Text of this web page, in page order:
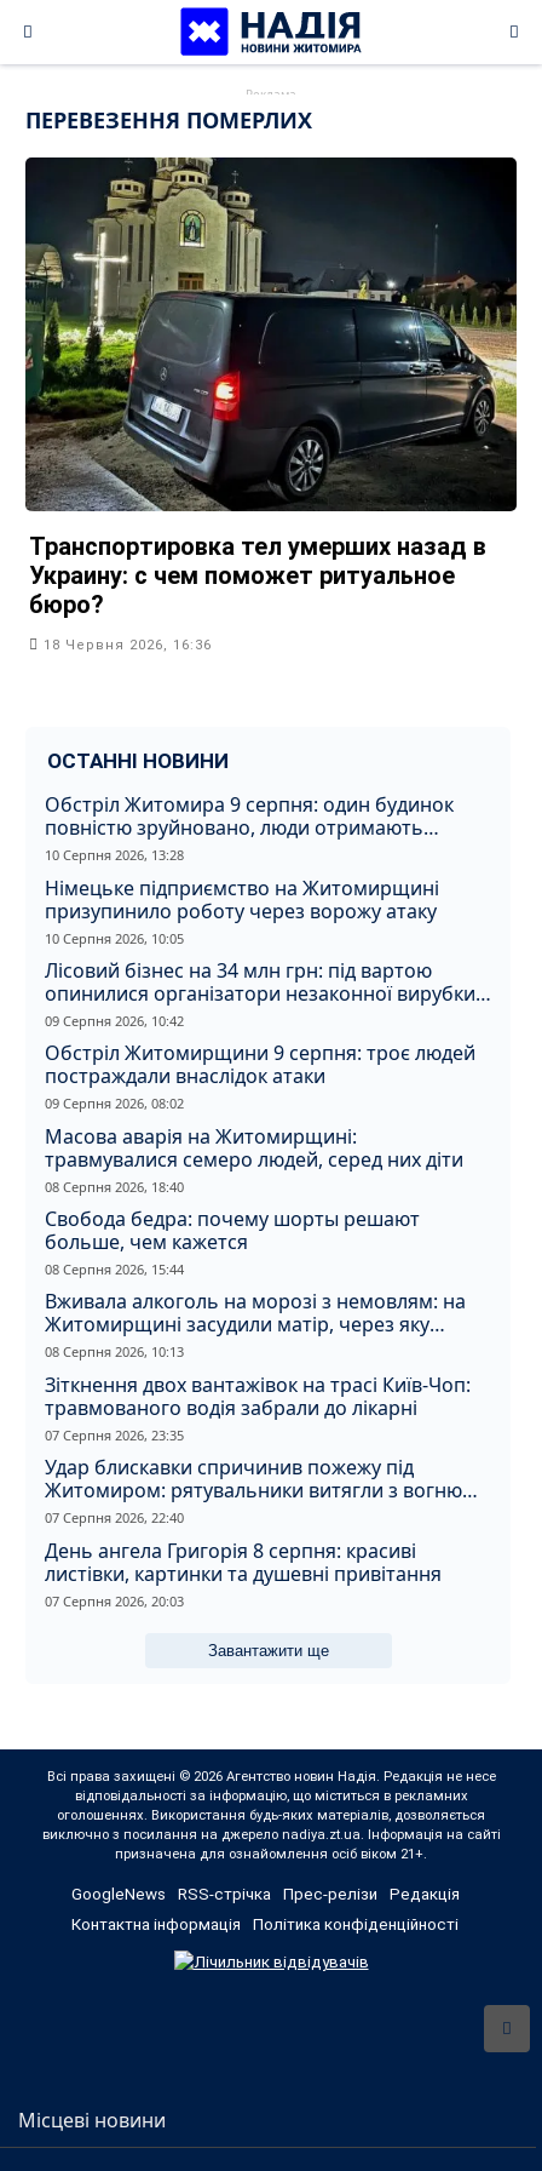
content
ПЕРЕВЕЗЕННЯ ПОМЕРЛИХ
Транспортировка тел умерших назад в
Украину: с чем поможет ритуальное
бюро?
18 Червня 2026, 16:36
ОСТАННІ НОВИНИ
Обстріл Житомира 9 серпня: один будинок
повністю зруйновано, люди отримають
компенсацію
10 Серпня 2026, 13:28
Німецьке підприємство на Житомирщині
призупинило роботу через ворожу атаку
10 Серпня 2026, 10:05
Лісовий бізнес на 34 млн грн: під вартою
опинилися організатори незаконної вирубки
на Житомирщині
09 Серпня 2026, 10:42
Обстріл Житомирщини 9 серпня: троє людей
постраждали внаслідок атаки
09 Серпня 2026, 08:02
Масова аварія на Житомирщині:
травмувалися семеро людей, серед них діти
08 Серпня 2026, 18:40
Свобода бедра: почему шорты решают
больше, чем кажется
08 Серпня 2026, 15:44
Вживала алкоголь на морозі з немовлям: на
Житомирщині засудили матір, через яку
дитина отримала обмороження
08 Серпня 2026, 10:13
Зіткнення двох вантажівок на трасі Київ-Чоп:
травмованого водія забрали до лікарні
07 Серпня 2026, 23:35
Удар блискавки спричинив пожежу під
Житомиром: рятувальники витягли з вогню
кота
07 Серпня 2026, 22:40
День ангела Григорія 8 серпня: красиві
листівки, картинки та душевні привітання
07 Серпня 2026, 20:03
Завантажити ще
Всі права захищені © 2026 Агентство новин Надія. Редакція не несе
відповідальності за інформацію, що міститься в рекламних
оголошеннях. Використання будь-яких матеріалів, дозволяється
виключно з посилання на джерело nadiya.zt.ua. Інформація на сайті
призначена для ознайомлення осіб віком 21+.
GoogleNews RSS-стрічка Прес-релізи
Редакція
Контактна інформація
Політика конфіденційності
Місцеві новини